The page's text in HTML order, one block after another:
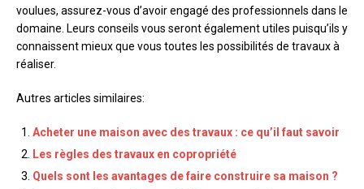
voulues, assurez-vous d’avoir engagé des professionnels dans le
domaine. Leurs conseils vous seront également utiles puisqu’ils y
connaissent mieux que vous toutes les possibilités de travaux à
réaliser.
Autres articles similaires:
Acheter une maison avec des travaux : ce qu’il faut savoir
Les règles des travaux en copropriété
Quels sont les avantages de faire construire sa maison ?